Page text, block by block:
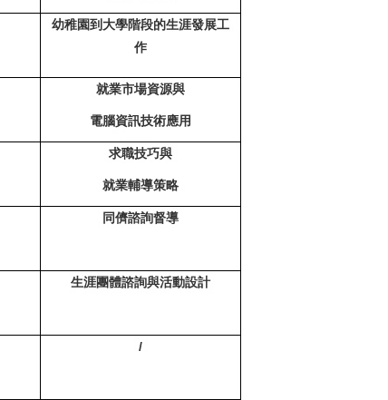
幼稚園到大學階段的生涯發展工
作
就業市場資源與
電腦資訊技術應用
求職技巧與
就業輔導策略
同儕諮詢督導
生涯團體諮詢與活動設計
/